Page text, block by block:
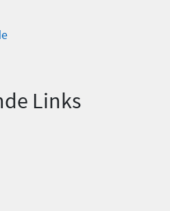
Links